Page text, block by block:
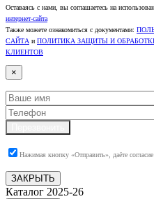
Оставаясь с нами, вы соглашаетесь на
интернет-сайта
Также можете ознакомиться с документами:
САЙТА и ПОЛИТИКА ЗАЩИТЫ И
КЛИЕНТОВ
×
Нажимая кнопку «Отправить», даёте
ЗАКРЫТЬ
Каталог 2025-26